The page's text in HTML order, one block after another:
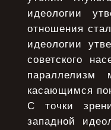
идеологии
отношения
идеологии
советского
касающимся
С точки
западной